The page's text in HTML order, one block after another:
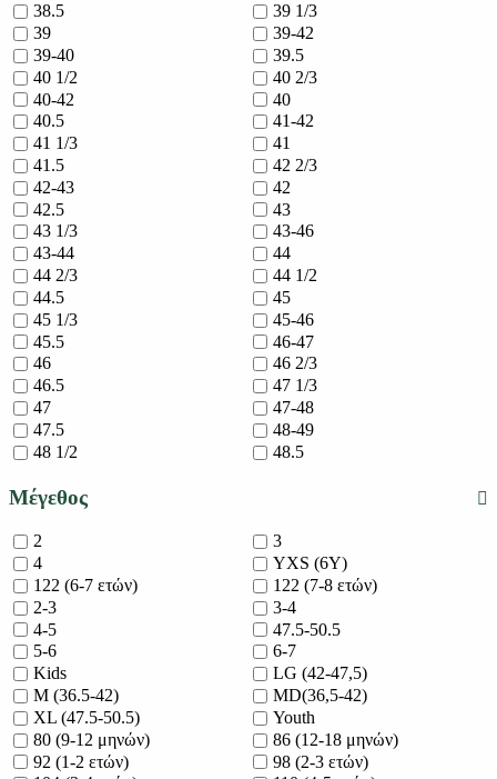
38.5
39 1/3
39
39-42
39-40
39.5
40 1/2
40 2/3
40-42
40
40.5
41-42
41 1/3
41
41.5
42 2/3
42-43
42
42.5
43
43 1/3
43-46
43-44
44
44 2/3
44 1/2
44.5
45
45 1/3
45-46
45.5
46-47
46
46 2/3
46.5
47 1/3
47
47-48
47.5
48-49
48 1/2
48.5
Μέγεθος
2
3
4
YXS (6Y)
122 (6-7 ετών)
122 (7-8 ετών)
2-3
3-4
4-5
47.5-50.5
5-6
6-7
Kids
LG (42-47,5)
M (36.5-42)
MD(36,5-42)
XL (47.5-50.5)
Youth
80 (9-12 μηνών)
86 (12-18 μηνών)
92 (1-2 ετών)
98 (2-3 ετών)